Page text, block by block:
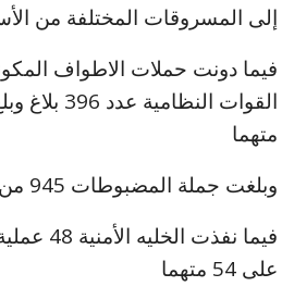
إلى المسروقات المختلفة من
فيما دونت حملات الاطواف
متهما
وبلغت جملة المضبوطات 945 من اجهزة مختلفه.
فيما
على 54 متهما